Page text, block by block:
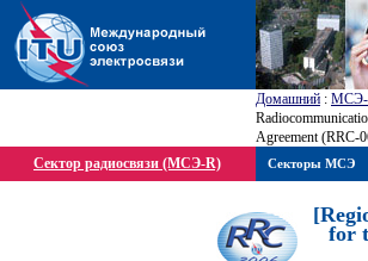
Домашний : МСЭ-
Agreement (RRC-
Сектор радиосвязи (МСЭ-R)
for
Секторы МСЭ